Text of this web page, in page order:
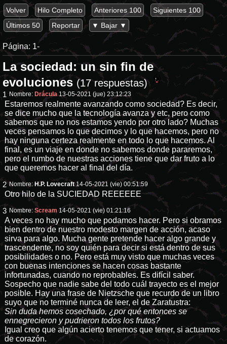
Volver Hilo Completo Anteriores 100
Siguientes 100
Últimos 50
Reportar ▼ Bajar ▼
Página: 1-
La sociedad: un sin fin de
evoluciones (17 respuestas)
1 Nombre: Drácula 13-05-2021 (jue) 23:12:23
Estaremos realmente avanzando como sociedad? Es decir,
se dice mucho que la tecnología avanza y etc, pero como
sabemos que no nos estamos yendo por otro lado? Muchas
veces pensamos lo que decimos y lo que hacemos, pero no
hay ninguna certeza realmente en todo lo que hacemos. Al
final, es un viaje en donde no sabemos donde pararemos,
pero el rumbo de nuestras acciones tiene que dar fruto a lo
que queremos hacer al final del día.
2 Nombre:H.P. Lovecraft 14-05-2021 (vie) 00:51:59
Otro hilo de la SUCIEDAD REEEEEE
3 Nombre:Scream 14-05-2021 (vie) 01:21:16
A veces no hay mucho que podamos hacer. Pero si obramos
bien dentro de nuestro modesto margen de acción, acaso
sirva para algo. Mucha gente pretende hacer algo grande y
trascendente, no soy quién para decir si está dentro de sus
posibilidades o no. Pero está muy visto que muchas veces
con buenas intenciones se hacen cosas bastante
infortunadas, cuando no reprobables. Es difícil saber.
Sospecho que nadie sabe del todo cuál trayecto es el mejor
posible. Hay una frase de Nietzsche que recurdo de un libro
suyo que no terminé nunca de leer, el de Zaratustra:
Sin duda hemos cosechado, ¿por qué entonces se
ennegrecieron y pudrieron todos los frutos?
Igual creo que algún acierto tenemos que tener, si actuamos
de corazón.